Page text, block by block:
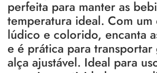
perfeita para manter as
temperatura ideal. Com um
lúdico e colorido, encanta
e é prática para transportar
alça ajustável. Ideal para